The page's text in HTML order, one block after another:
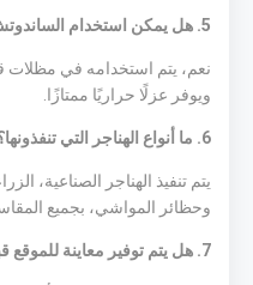
5. هل يمكن استخدام الساندوتش بانل في عمل المظلات؟
نعم، يتم استخدامه في مظلات
ويوفر عزلًا حراريًا ممتازًا.
6. ما أنواع الهناجر التي تنفذونها؟
يتم تنفيذ الهناجر الصناعية،
وحظائر المواشي، بجميع
7. هل يتم توفير معاينة للموقع قبل العمل؟